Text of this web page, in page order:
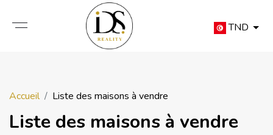
TND
Accueil Liste des maisons à vendre
Liste des maisons à vendre